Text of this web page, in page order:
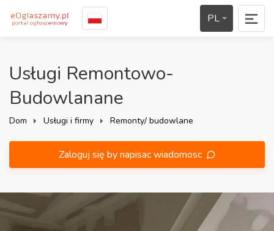
PL
Usługi Remontowo-
Budowlanane
Dom Usługi i firmy Remonty/ budowlane
Zaloguj się by napisac wiadomosc